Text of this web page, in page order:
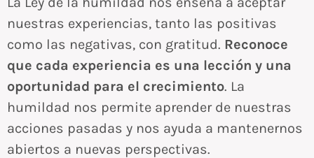
nuestras experiencias, tanto las positivas
como las negativas, con gratitud. Reconoce
que cada experiencia es una lección y una
oportunidad para el crecimiento. La
humildad nos permite aprender de nuestras
acciones pasadas y nos ayuda a mantenernos
abiertos a nuevas perspectivas.